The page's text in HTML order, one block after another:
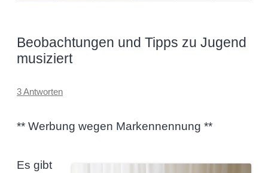
Beobachtungen und Tipps zu Jugend
musiziert
3 Antworten
** Werbung wegen Markennennung **
Es gibt